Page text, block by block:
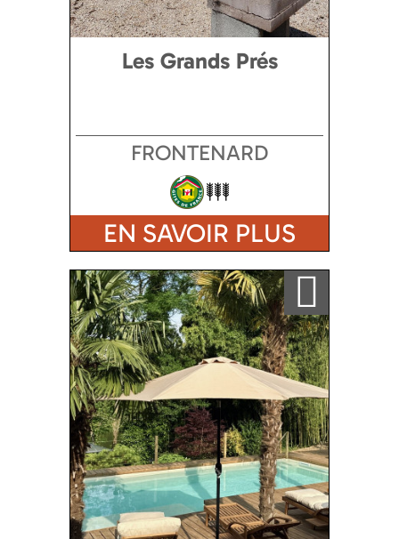
Les Grands Prés
FRONTENARD
EN SAVOIR PLUS
Ajouter a ma sélection